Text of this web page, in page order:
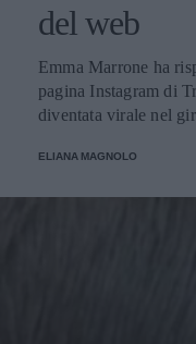
del web
Emma Marrone ha
pagina Instagram di
diventata virale nel
una caratteristica tra
ELIANA MAGNOLO